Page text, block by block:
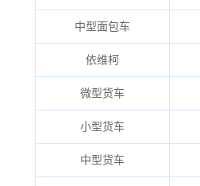
中型面包车
依维柯
微型货车
小型货车
中型货车